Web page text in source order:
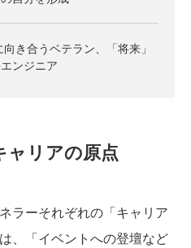
向き合うベテラン、「将来」
ンジニア
ャリアの原点
ラーそれぞれの「キャリア
、「イベントへの登壇など